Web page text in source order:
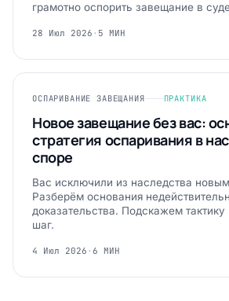
грамотно оспорить завещание в
28 Июл 2026 · 5 МИН
ОСПАРИВАНИЕ ЗАВЕЩАНИЯ ПРАКТИКА
Новое завещание без вас:
стратегия оспаривания в
споре
Вас исключили из наследства
Разберём основания
доказательства. Подскажем
шаг.
4 Июл 2026 · 6 МИН